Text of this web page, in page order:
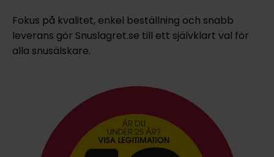
Fokus på kvalitet, enkel beställning och snabb
leverans gör Snuslagret.se till ett självklart val för
alla snusälskare.